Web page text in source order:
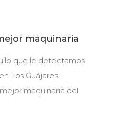
maquinaria
que le detectamos
Los Guájares
maquinaria del